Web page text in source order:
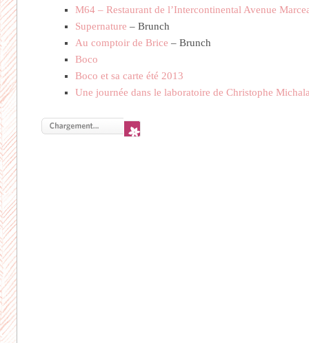
M64 – Restaurant de l’Intercontinental Avenue
Supernature – Brunch
Au comptoir de Brice – Brunch
Boco
Boco et sa carte été 2013
Une journée dans le laboratoire de Christophe